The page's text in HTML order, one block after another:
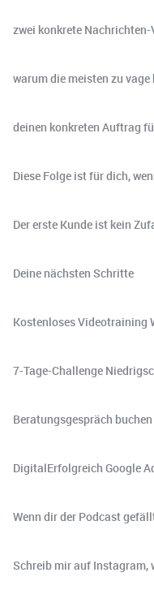
zwei konkrete
warum die meisten zu
deinen konkreten Auftrag
Diese Folge ist für dich,
Der erste Kunde ist kein
Deine nächsten Schritte
Kostenloses Videotraining
7-Tage-Challenge
Beratungsgespräch
DigitalErfolgreich Google
Wenn dir der Podcast
Schreib mir auf Instagram,